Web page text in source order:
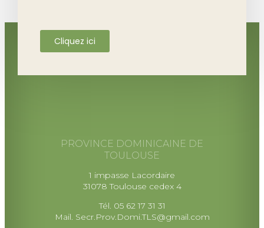
Cliquez ici
PROVINCE DOMINICAINE DE
TOULOUSE
1 impasse Lacordaire
31078 Toulouse cedex 4
Tél. 05 62 17 31 31
Mail. Secr.Prov.Domi.TLS@gmail.com